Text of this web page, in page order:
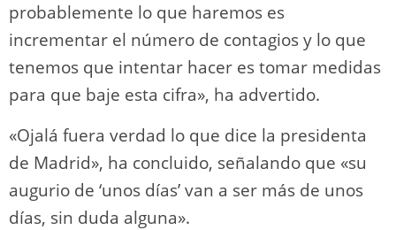
probablemente lo que haremos es
incrementar el número de contagios y lo que
tenemos que intentar hacer es tomar medidas
para que baje esta cifra», ha advertido.
«Ojalá fuera verdad lo que dice la presidenta
de Madrid», ha concluido, señalando que «su
augurio de ‘unos días’ van a ser más de unos
días, sin duda alguna».